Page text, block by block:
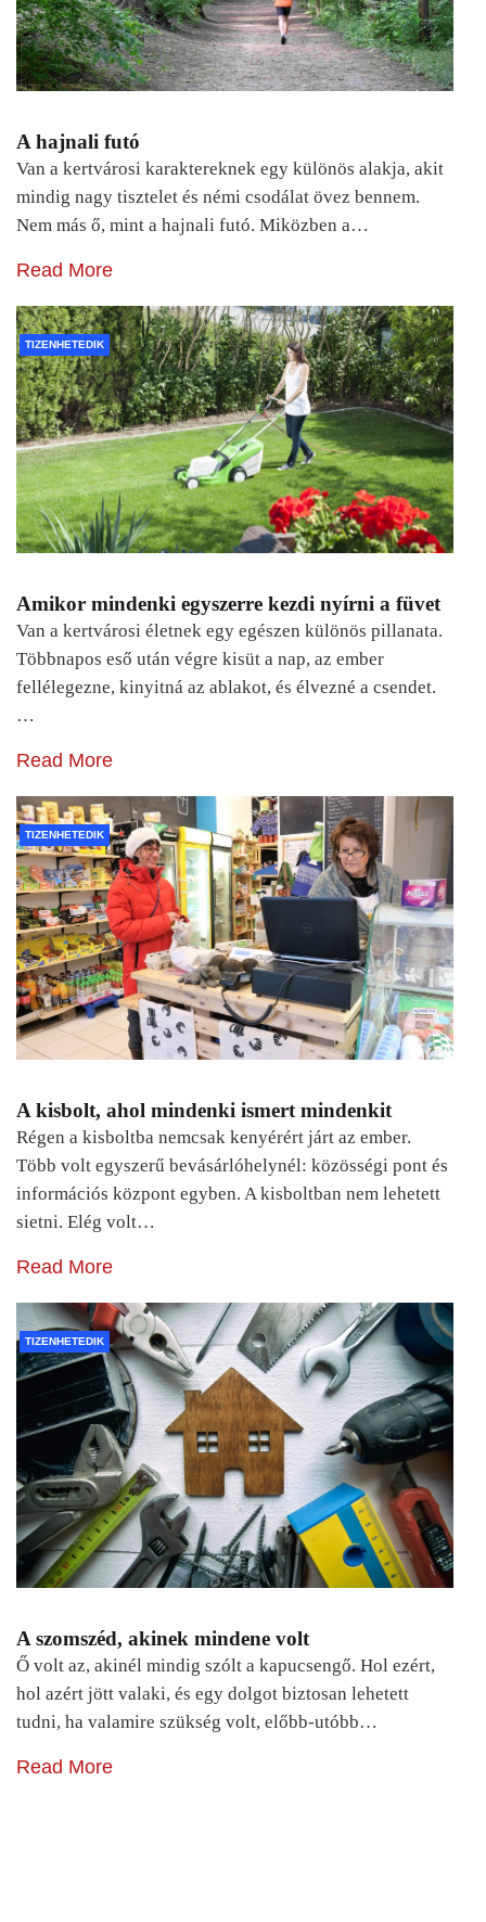
A hajnali futó
Van a kertvárosi karaktereknek egy különös alakja, akit
mindig nagy tisztelet és némi csodálat övez bennem.
Nem más ő, mint a hajnali futó. Miközben a…
Read More
TIZENHETEDIK
Amikor mindenki egyszerre kezdi nyírni a füvet
Van a kertvárosi életnek egy egészen különös pillanata.
Többnapos eső után végre kisüt a nap, az ember
fellélegezne, kinyitná az ablakot, és élvezné a csendet.
…
Read More
TIZENHETEDIK
A kisbolt, ahol mindenki ismert mindenkit
Régen a kisboltba nemcsak kenyérért járt az ember.
Több volt egyszerű bevásárlóhelynél: közösségi pont és
információs központ egyben. A kisboltban nem lehetett
sietni. Elég volt…
Read More
TIZENHETEDIK
A szomszéd, akinek mindene volt
Ő volt az, akinél mindig szólt a kapucsengő. Hol ezért,
hol azért jött valaki, és egy dolgot biztosan lehetett
tudni, ha valamire szükség volt, előbb-utóbb…
Read More